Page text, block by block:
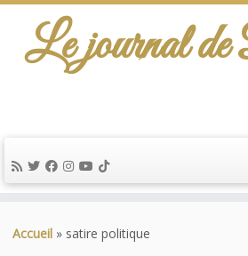
au
Le journal de
Accueil » satire politique